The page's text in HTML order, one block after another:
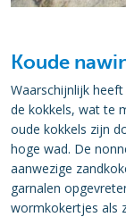
Koude
Waarschijnlijk
de kokkels, wat te
oude kokkels zijn
hoge wad. De
aanwezige
garnalen
wormkokertjes als